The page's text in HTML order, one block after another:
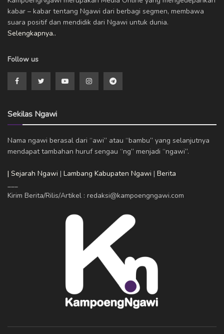
kabar – kabar tentang Ngawi dari berbagi segmen, membawa
suara positif dan mendidik dari Ngawi untuk dunia.
Selengkapnya..
Follow us
Sekilas Ngawi
Nama ngawi berasal dari “awi” atau “bambu” yang selanjutnya
mendapat tambahan huruf sengau “ng” menjadi “ngawi”.
| Sejarah Ngawi | Lambang Kabupaten Ngawi | Berita
Kirim Berita/Rilis/Artikel : redaksi@kampoengngawi.com